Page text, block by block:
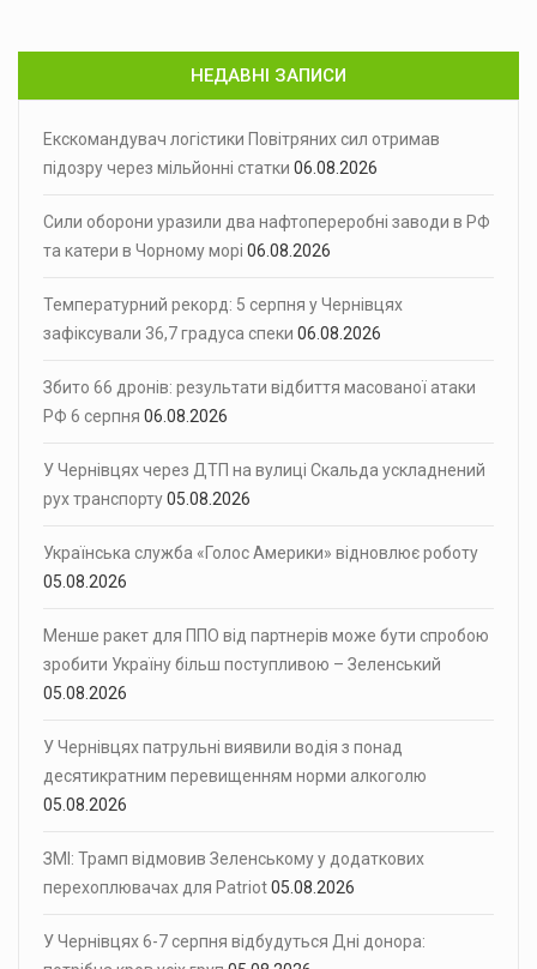
НЕДАВНІ ЗАПИСИ
Екскомандувач логістики Повітряних сил отримав
підозру через мільйонні статки 06.08.2026
Сили оборони уразили два нафтопереробні заводи в РФ
та катери в Чорному морі 06.08.2026
Температурний рекорд: 5 серпня у Чернівцях
зафіксували 36,7 градуса спеки 06.08.2026
Збито 66 дронів: результати відбиття масованої атаки
РФ 6 серпня 06.08.2026
У Чернівцях через ДТП на вулиці Скальда ускладнений
рух транспорту05.08.2026
Українська служба «Голос Америки» відновлює роботу
05.08.2026
Менше ракет для ППО від партнерів може бути спробою
зробити Україну більш поступливою – Зеленський
05.08.2026
У Чернівцях патрульні виявили водія з понад
десятикратним перевищенням норми алкоголю
05.08.2026
ЗМІ: Трамп відмовив Зеленському у додаткових
перехоплювачах для Patriot05.08.2026
У Чернівцях 6-7 серпня відбудуться Дні донора: